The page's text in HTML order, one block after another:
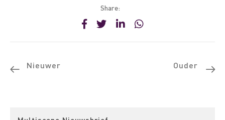
Share:
Nieuwer Ouder